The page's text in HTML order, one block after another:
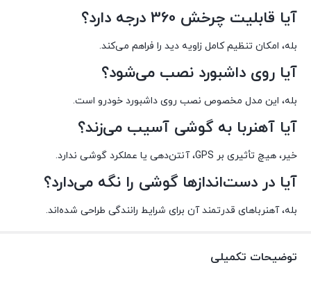
آیا قابلیت چرخش 360 درجه دارد؟
بله، امکان تنظیم کامل زاویه دید را فراهم می‌کند.
آیا روی داشبورد نصب می‌شود؟
بله، این مدل مخصوص نصب روی داشبورد خودرو است.
آیا آهنربا به گوشی آسیب می‌زند؟
خیر، هیچ تأثیری بر GPS، آنتن‌دهی یا عملکرد گوشی ندارد.
آیا در دست‌اندازها گوشی را نگه می‌دارد؟
بله، آهنرباهای قدرتمند آن برای شرایط رانندگی طراحی شده‌اند.
توضیحات تکمیلی